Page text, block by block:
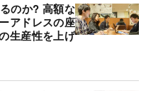
のか? 高額な
アドレスの座
生産性を上げ